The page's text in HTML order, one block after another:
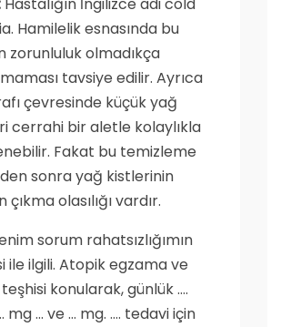
Hastalığın İngilizce adi cold
Hamilelik esnasında bu
zorunluluk olmadıkça
tavsiye edilir. Ayrıca
çevresinde küçük yağ
cerrahi bir aletle kolaylıkla
Fakat bu temizleme
sonra yağ kistlerinin
çıkma olasılığı vardır.
sorum rahatsızlığımın
ile ilgili. Atopik egzama ve
konularak, günlük ….
mg … ve … mg. …. tedavi için